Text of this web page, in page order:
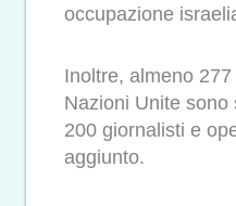
occupazione
Inoltre, almeno
Nazioni Unite sono
200 giornalisti e
aggiunto.